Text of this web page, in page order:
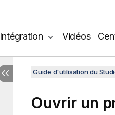
Intégration Vidéos
Guide d'utilisation du
Ouvrir un